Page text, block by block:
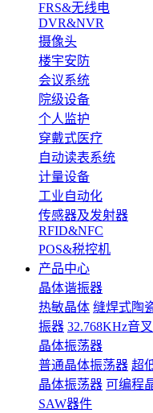
FRS&无线电
DVR&NVR
摄像头
楼宇安防
会议系统
院级设备
个人监护
穿戴式医疗
自动读表系统
计量设备
工业自动化
传感器及发射器
RFID&NFC
POS&税控机
产品中心
晶体谐振器
热敏晶体 缝焊式陶
振器 32.768KHz音
晶体振荡器
普通晶体振荡器 超
晶体振荡器 可编程
SAW器件